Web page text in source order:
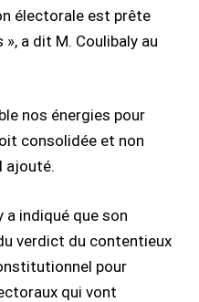
électorale est prête
a dit M. Coulibaly au
nos énergies pour
consolidée et non
ajouté.
a indiqué que son
verdict du contentieux
pour
qui vont